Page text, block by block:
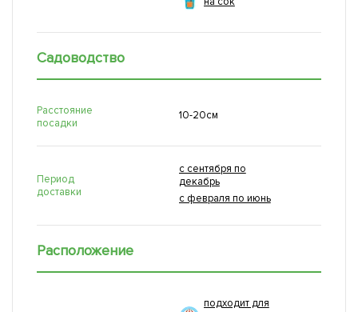
Садоводство
Расстояние
посадки
10-20см
Период
доставки
с сентября по
декабрь
с февраля по июнь
Расположение
подходит для